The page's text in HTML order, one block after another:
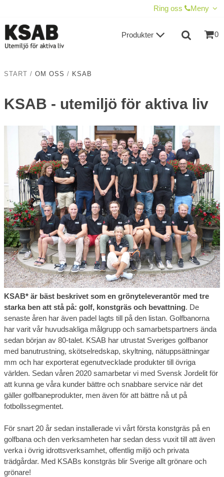
Ring oss Meny
0
Produkter
START / OM OSS / KSAB
KSAB - utemiljö för aktiva liv
KSAB* är bäst beskrivet som en grönyteleverantör med tre
starka ben att stå på: golf, konstgräs och bevattning. De
senaste åren har även padel lagts till på den listan. Golfbanorna
har varit vår huvudsakliga målgrupp och samarbetspartners ända
sedan början av 80-talet. KSAB har utrustat Sveriges golfbanor
med banutrustning, skötselredskap, skyltning, nätuppsättningar
mm och har exporterat egenutvecklade produkter till övriga
världen. Sedan våren 2020 samarbetar vi med Svensk Jordelit för
att kunna ge våra kunder bättre och snabbare service när det
gäller golfbaneprodukter, men även för att bättre nå ut på
fotbollssegmentet.
För snart 20 år sedan installerade vi vårt första konstgräs på en
golfbana och den verksamheten har sedan dess vuxit till att även
verka i övrig idrottsverksamhet, offentlig miljö och privata
trädgårdar. Med KSABs konstgräs blir Sverige allt grönare och
grönare!
TILL KASSAN